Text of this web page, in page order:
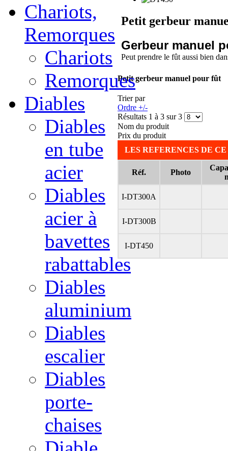
Petit gerbeur
Gerbeur manuel
Peut prendre le fût aussi bien
Petit gerbeur manuel pour fût
Trier par
Ordre +/-
Résultats 1 à 3 sur 3
Nom du produit
Prix du produit
LES REFERENCES DE
Réf. Photo
I-DT300A
I-DT300B
I-DT450
Chariots,
Remorques
Chariots
Remorques
Diables
Diables
en tube
acier
Diables
acier à
bavettes
rabattables
Diables
aluminium
Diables
escalier
Diables
porte-
chaises